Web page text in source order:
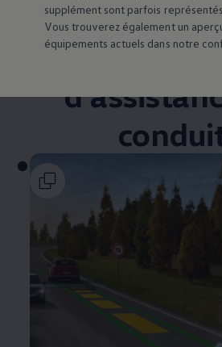
supplément sont parfois
Vous trouverez également un
équipements actuels dans notre